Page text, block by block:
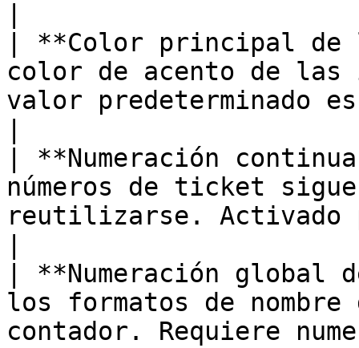
| **Color principal
color de acento de
valor predeterminado
| **Numeración
números de ticket
reutilizarse. Activado
| **Numeración
los formatos de
contador. Requiere